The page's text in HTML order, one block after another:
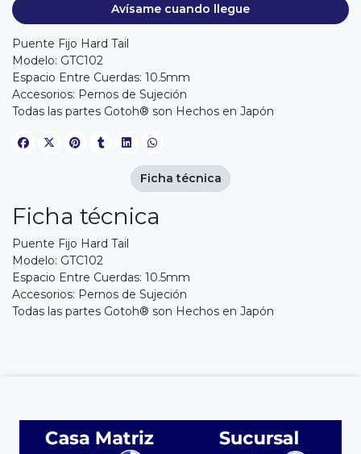
Avísame cuando llegue
Puente Fijo Hard Tail
Modelo: GTC102
Espacio Entre Cuerdas: 10.5mm
Accesorios: Pernos de Sujeción
Todas las partes Gotoh® son Hechos en Japón
Ficha técnica
Puente Fijo Hard Tail
Modelo: GTC102
Espacio Entre Cuerdas: 10.5mm
Accesorios: Pernos de Sujeción
Todas las partes Gotoh® son Hechos en Japón
Ficha técnica